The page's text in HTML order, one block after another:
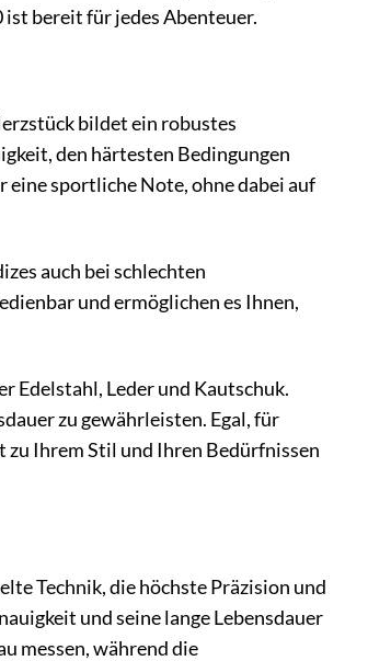
bereit für jedes Abenteuer.
bildet ein robustes
den härtesten Bedingungen
sportliche Note, ohne dabei auf
auch bei schlechten
und ermöglichen es Ihnen,
Edelstahl, Leder und Kautschuk.
zu gewährleisten. Egal, für
zu Ihrem Stil und Ihren Bedürfnissen
Technik, die höchste Präzision und
und seine lange Lebensdauer
messen, während die